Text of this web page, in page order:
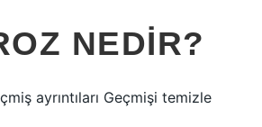
NEDIR?
ayrıntıları Geçmişi temizle